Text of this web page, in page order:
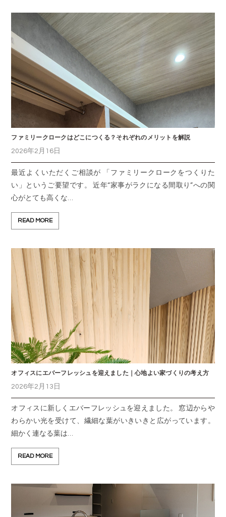
ファミリークロークはどこにつくる？それぞれのメリットを解説
2026年2月16日
最近よくいただくご相談が 「ファミリークロークをつくりた
い」というご要望です。 近年“家事がラクになる間取り”への関
心がとても高くな…
READ MORE
オフィスにエバーフレッシュを迎えました｜心地よい家づくりの考え方
2026年2月13日
オフィスに新しくエバーフレッシュを迎えました。 窓辺からや
わらかい光を受けて、繊細な葉がいきいきと広がっています。
細かく連なる葉は…
READ MORE